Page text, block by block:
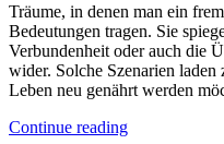
Träume, in denen man ein
Bedeutungen tragen. Sie
Verbundenheit oder auch die
wider. Solche Szenarien
Leben neu genährt werden
Continue reading